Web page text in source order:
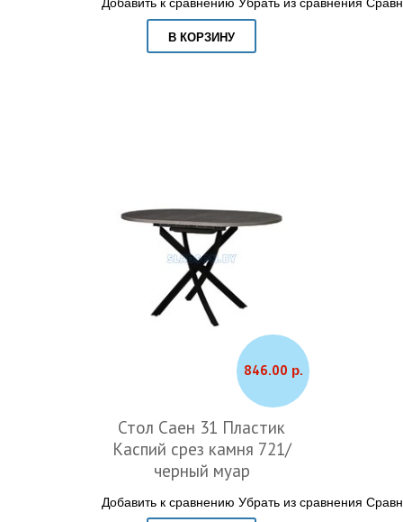
В КОРЗИНУ
846.00 р.
Стол Саен 31 Пластик
Каспий срез камня 721/
черный муар
Добавить к сравнению Убрать из сравнения